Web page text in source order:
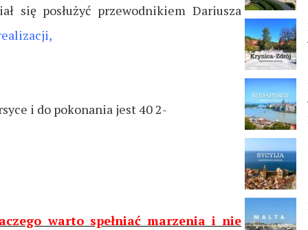
się posłużyć przewodnikiem Dariusza
i do pokonania jest 40 2-
warto spełniać marzenia i nie